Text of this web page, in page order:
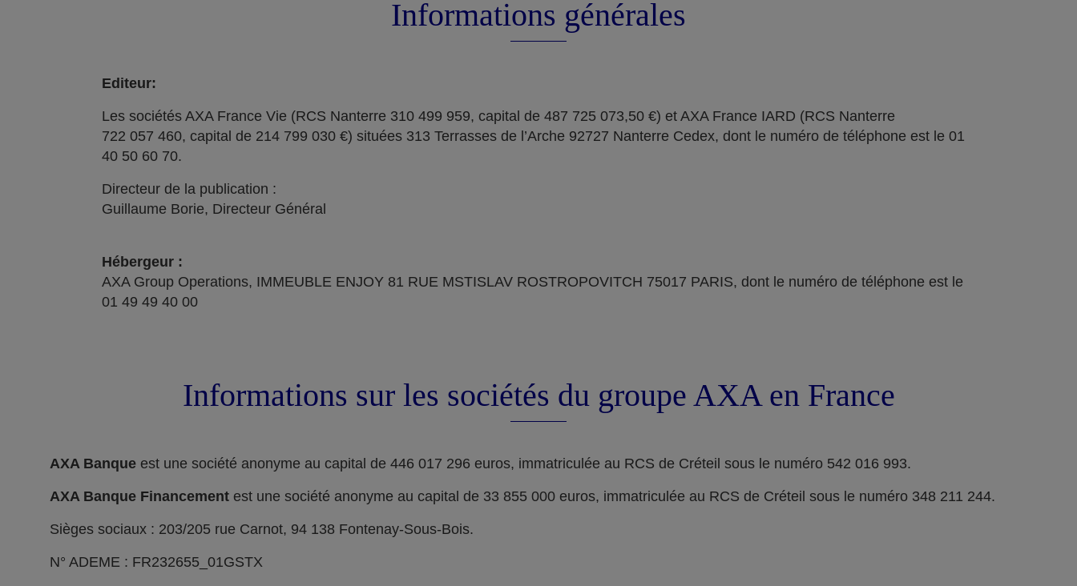
Informations générales
Editeur:
Les sociétés AXA France Vie (RCS Nanterre 310 499 959, capital de 487 725 073,50 €) et AXA France IARD (RCS Nanterre
722 057 460, capital de 214 799 030 €) situées 313 Terrasses de l’Arche 92727 Nanterre Cedex, dont le numéro de téléphone est le 01
40 50 60 70.
Directeur de la publication :
Guillaume Borie, Directeur Général
Hébergeur :
AXA Group Operations, IMMEUBLE ENJOY 81 RUE MSTISLAV ROSTROPOVITCH 75017 PARIS, dont le numéro de téléphone est le
01 49 49 40 00
Informations sur les sociétés du groupe AXA en France
AXA Banque est une société anonyme au capital de 446 017 296 euros, immatriculée au RCS de Créteil sous le numéro 542 016 993.
AXA Banque Financement est une société anonyme au capital de 33 855 000 euros, immatriculée au RCS de Créteil sous le numéro 348 211 244.
Sièges sociaux : 203/205 rue Carnot, 94 138 Fontenay-Sous-Bois.
N° ADEME : FR232655_01GSTX